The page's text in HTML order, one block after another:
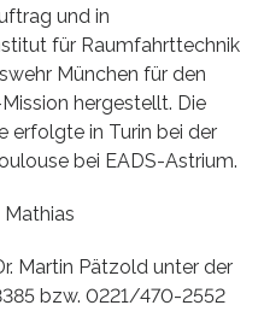
und in
für Raumfahrttechnik
München für den
hergestellt. Die
erfolgte in Turin bei der
bei EADS-Astrium.
Martin Pätzold unter der
bzw. 0221/470-2552